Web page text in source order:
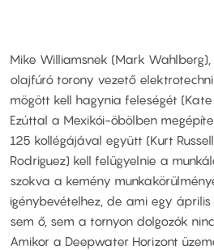
Mike Williamsnek (Mark
olajfúró torony vezető
mögött kell hagynia feleségét
Ezúttal a Mexikói-öbölben
125 kollégájával együtt (Kurt
Rodriguez) kell felügyelnie a
szokva a kemény
igénybevételhez, de ami egy
sem ő, sem a tornyon dolgozók
Amikor a Deepwater Horizont